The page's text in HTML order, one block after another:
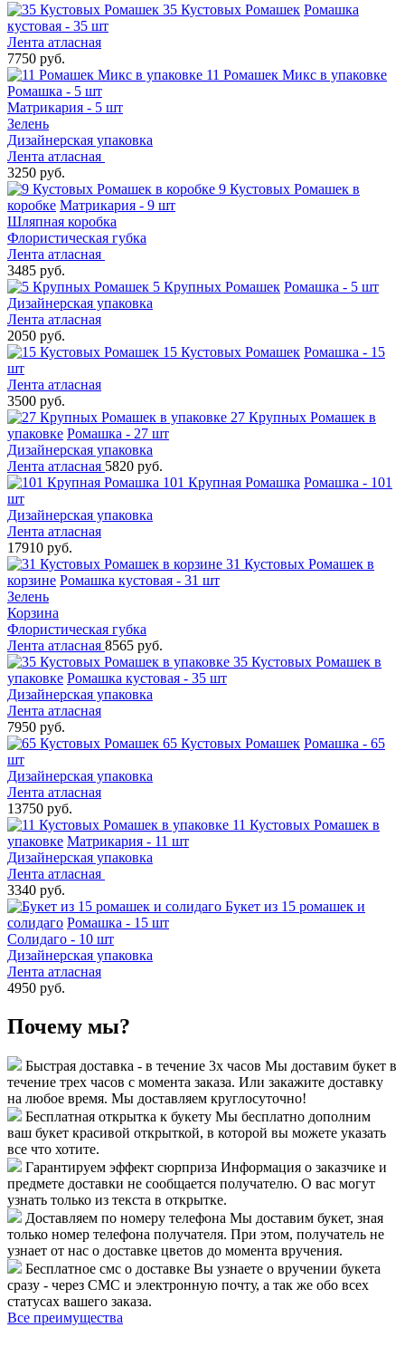
35 Кустовых Ромашек Ромашка
кустовая - 35 шт
Лента атласная
7750 руб.
11 Ромашек Микс в упаковке
Ромашка - 5 шт
Матрикария - 5 шт
Зелень
Дизайнерская упаковка
Лента атласная
3250 руб.
9 Кустовых Ромашек в
коробке Матрикария - 9 шт
Шляпная коробка
Флористическая губка
Лента атласная
3485 руб.
5 Крупных Ромашек Ромашка - 5 шт
Дизайнерская упаковка
Лента атласная
2050 руб.
15 Кустовых Ромашек Ромашка - 15
шт
Лента атласная
3500 руб.
27 Крупных Ромашек в
упаковке Ромашка - 27 шт
Дизайнерская упаковка
Лента атласная 5820 руб.
101 Крупная Ромашка Ромашка - 101
шт
Дизайнерская упаковка
Лента атласная
17910 руб.
31 Кустовых Ромашек в
корзине Ромашка кустовая - 31 шт
Зелень
Корзина
Флористическая губка
Лента атласная 8565 руб.
35 Кустовых Ромашек в
упаковке Ромашка кустовая - 35 шт
Дизайнерская упаковка
Лента атласная
7950 руб.
65 Кустовых Ромашек Ромашка - 65
шт
Дизайнерская упаковка
Лента атласная
13750 руб.
11 Кустовых Ромашек в
упаковке Матрикария - 11 шт
Дизайнерская упаковка
Лента атласная
3340 руб.
Букет из 15 ромашек и
солидаго Ромашка - 15 шт
Солидаго - 10 шт
Дизайнерская упаковка
Лента атласная
4950 руб.
Почему мы?
Быстрая доставка - в течение 3х часов Мы доставим букет в
течение трех часов с момента заказа. Или закажите доставку
на любое время. Мы доставляем круглосуточно!
Бесплатная открытка к букету Мы бесплатно дополним
ваш букет красивой открыткой, в которой вы можете указать
все что хотите.
Гарантируем эффект сюрприза Информация о заказчике и
предмете доставки не сообщается получателю. О вас могут
узнать только из текста в открытке.
Доставляем по номеру телефона Мы доставим букет, зная
только номер телефона получателя. При этом, получатель не
узнает от нас о доставке цветов до момента вручения.
Бесплатное смс о доставке Вы узнаете о вручении букета
сразу - через СМС и электронную почту, а так же обо всех
статусах вашего заказа.
Все преимущества